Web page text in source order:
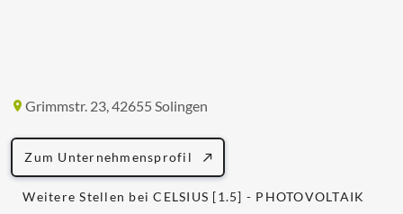
Grimmstr. 23, 42655 Solingen
Zum Unternehmensprofil
Weitere Stellen bei CELSIUS [1.5] - PHOTOVOLTAIK